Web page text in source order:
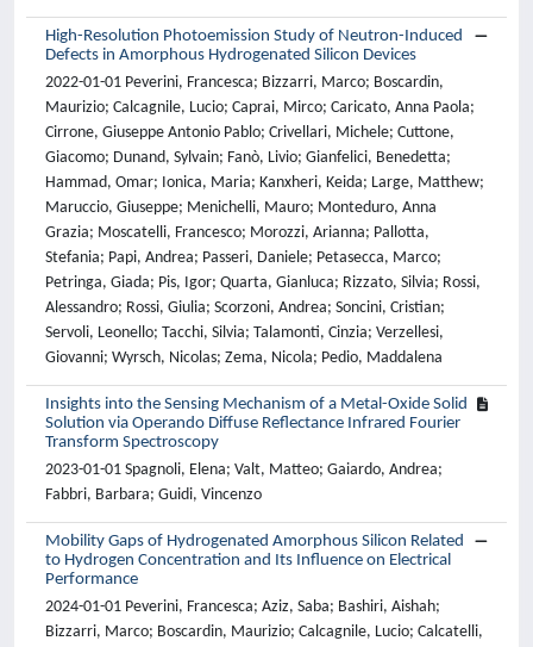
High-Resolution Photoemission Study of Neutron-Induced
Defects in Amorphous Hydrogenated Silicon Devices
2022-01-01 Peverini, Francesca; Bizzarri, Marco; Boscardin,
Maurizio; Calcagnile, Lucio; Caprai, Mirco; Caricato, Anna Paola;
Cirrone, Giuseppe Antonio Pablo; Crivellari, Michele; Cuttone,
Giacomo; Dunand, Sylvain; Fanò, Livio; Gianfelici, Benedetta;
Hammad, Omar; Ionica, Maria; Kanxheri, Keida; Large, Matthew;
Maruccio, Giuseppe; Menichelli, Mauro; Monteduro, Anna
Grazia; Moscatelli, Francesco; Morozzi, Arianna; Pallotta,
Stefania; Papi, Andrea; Passeri, Daniele; Petasecca, Marco;
Petringa, Giada; Pis, Igor; Quarta, Gianluca; Rizzato, Silvia; Rossi,
Alessandro; Rossi, Giulia; Scorzoni, Andrea; Soncini, Cristian;
Servoli, Leonello; Tacchi, Silvia; Talamonti, Cinzia; Verzellesi,
Giovanni; Wyrsch, Nicolas; Zema, Nicola; Pedio, Maddalena
Insights into the Sensing Mechanism of a Metal-Oxide Solid
Solution via Operando Diffuse Reflectance Infrared Fourier
Transform Spectroscopy
2023-01-01 Spagnoli, Elena; Valt, Matteo; Gaiardo, Andrea;
Fabbri, Barbara; Guidi, Vincenzo
Mobility Gaps of Hydrogenated Amorphous Silicon Related
to Hydrogen Concentration and Its Influence on Electrical
Performance
2024-01-01 Peverini, Francesca; Aziz, Saba; Bashiri, Aishah;
Bizzarri, Marco; Boscardin, Maurizio; Calcagnile, Lucio; Calcatelli,